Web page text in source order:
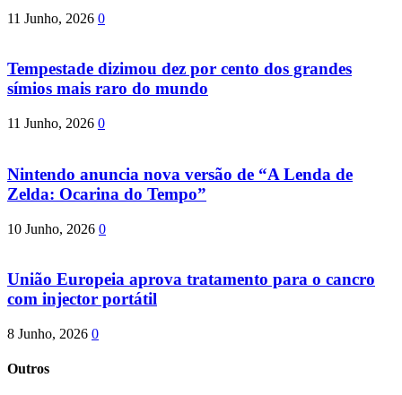
11 Junho, 2026 0
Tempestade dizimou dez por cento dos grandes
símios mais raro do mundo
11 Junho, 2026 0
Nintendo anuncia nova versão de “A Lenda de
Zelda: Ocarina do Tempo”
10 Junho, 2026 0
União Europeia aprova tratamento para o cancro
com injector portátil
8 Junho, 2026 0
Outros